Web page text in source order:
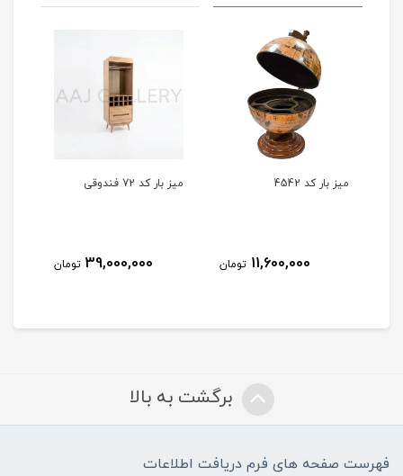
میز بار کد 4542
11,600,000 تومان
میز بار کد 72 فندوقی
39,000,000 تومان
برگشت به بالا
فهرست صفحه های فرم دریافت اطلاعات